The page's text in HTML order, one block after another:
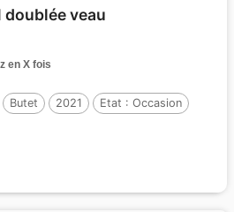
doublée veau
en X fois
Butet 2021 Etat : Occasion